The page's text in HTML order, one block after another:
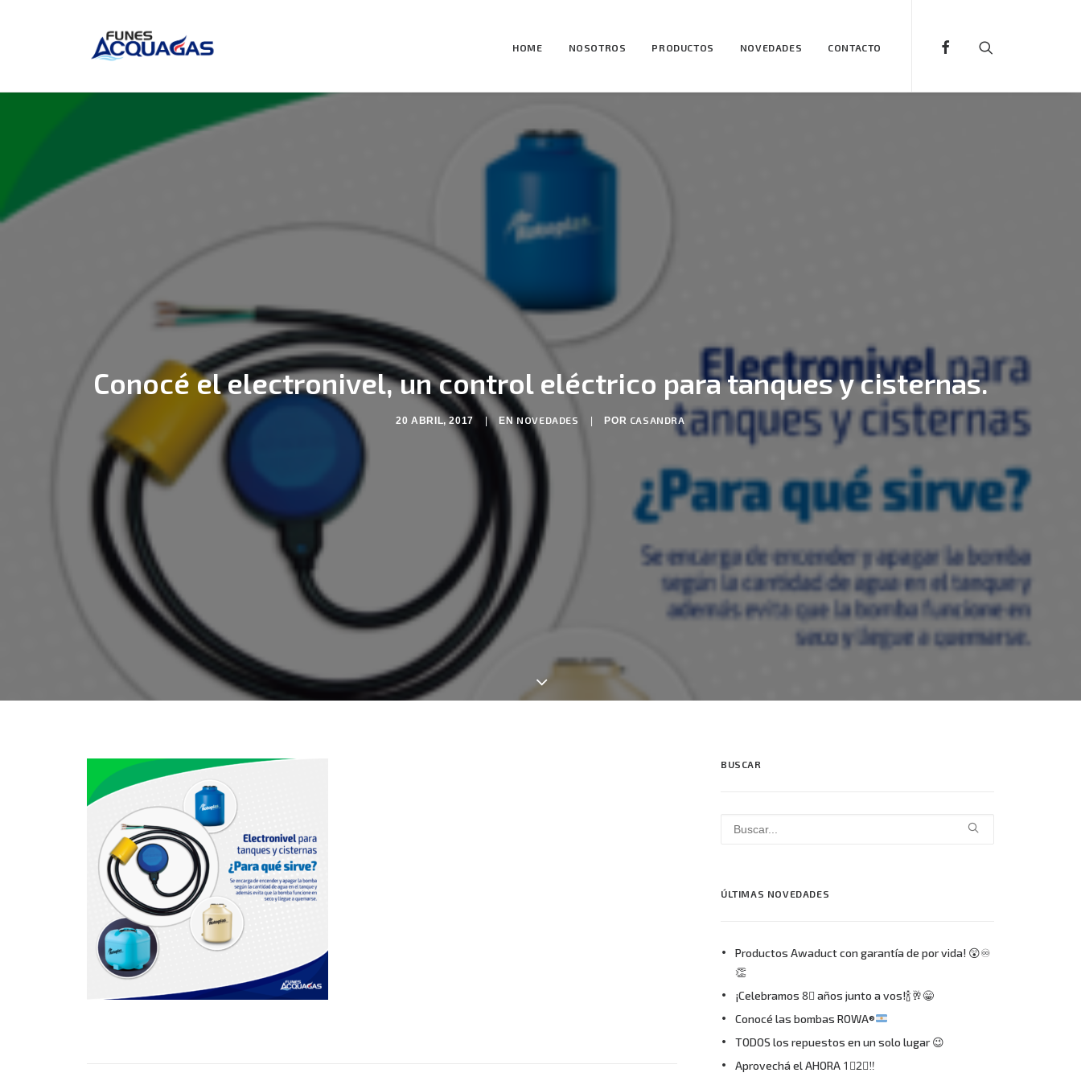
HOME NOSOTROS PRODUCTOS NOVEDADES CONTACTO
Conocé el electronivel, un control eléctrico para tanques y cisternas.
20 ABRIL, 2017 | ENNOVEDADES POR CASANDRA
BUSCAR
ÚLTIMAS NOVEDADES
Productos Awaduct con garantía de por vida! 😲♾
👏
¡Celebramos 8⃣ años junto a vos!🍾🥂😁
Conocé las bombas ROWA®
TODOS los repuestos en un solo lugar 😉
Aprovechá el AHORA 1⃣2⃣‼